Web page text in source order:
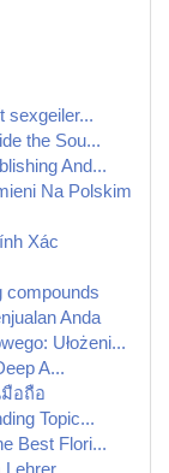
sexgeiler...
the Sou...
And...
Na Polskim
Xác
compounds
Anda
Ułożeni...
A...
อถือ
Topic...
Best Flori...